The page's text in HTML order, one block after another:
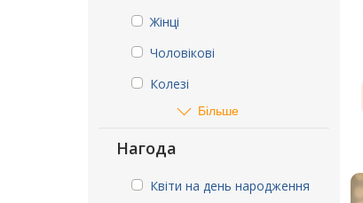
Жінці
Чоловікові
Колезі
Більше
Нагода
Квіти на день народження